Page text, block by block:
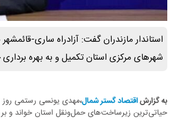
استاندار مازندران گفت: آزادراه ساری-
شهرهای مرکزی استان تکمیل و به بهره
به گزارشاقتصاد گستر شمال،مهدی یونسی رستمی روز
حیاتی‌ترین زیرساخت‌های حمل‌ونقل استان خواند و بر